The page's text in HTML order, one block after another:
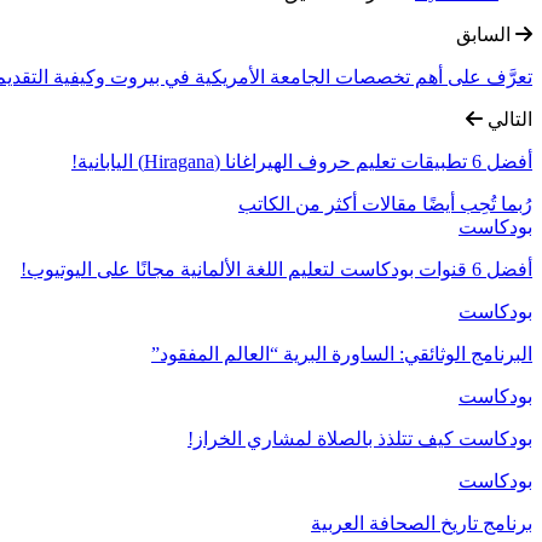
السابق
تعرَّف على أهم تخصصات الجامعة الأمريكية في بيروت وكيفية
التالي
أفضل 6 تطبيقات تعليم حروف الهيراغانا (Hiragana) اليابانية!
رُبما تُحِب أيضًا مقالات أكثر من الكاتب
بودكاست
أفضل 6 قنوات بودكاست لتعليم اللغة الألمانية مجانًا على اليوتيوب!
بودكاست
البرنامج الوثائقي: الساورة البرية “العالم المفقود”
بودكاست
بودكاست كيف تتلذذ بالصلاة لمشاري الخراز!
بودكاست
برنامج تاريخ الصحافة العربية